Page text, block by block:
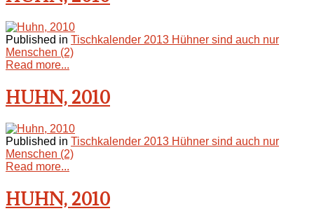
Published in Tischkalender 2013 Hühner sind auch nur
Menschen (2)
Read more...
HUHN, 2010
Published in Tischkalender 2013 Hühner sind auch nur
Menschen (2)
Read more...
HUHN, 2010